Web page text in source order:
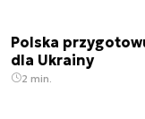
Polska
dla Ukrainy
2 min.